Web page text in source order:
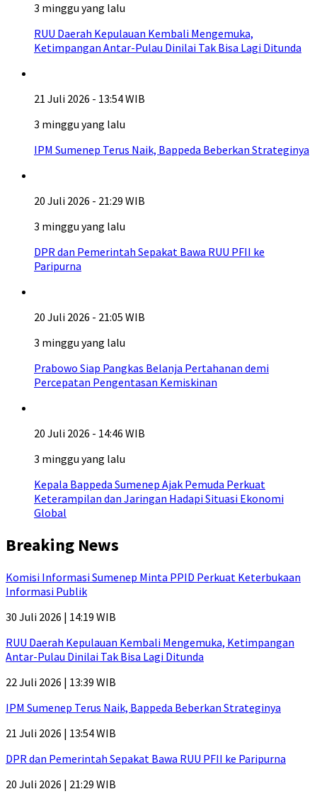
3 minggu yang lalu
RUU Daerah Kepulauan Kembali Mengemuka,
Ketimpangan Antar-Pulau Dinilai Tak Bisa Lagi Ditunda
21 Juli 2026 - 13:54 WIB
3 minggu yang lalu
IPM Sumenep Terus Naik, Bappeda Beberkan Strateginya
20 Juli 2026 - 21:29 WIB
3 minggu yang lalu
DPR dan Pemerintah Sepakat Bawa RUU PFII ke
Paripurna
20 Juli 2026 - 21:05 WIB
3 minggu yang lalu
Prabowo Siap Pangkas Belanja Pertahanan demi
Percepatan Pengentasan Kemiskinan
20 Juli 2026 - 14:46 WIB
3 minggu yang lalu
Kepala Bappeda Sumenep Ajak Pemuda Perkuat
Keterampilan dan Jaringan Hadapi Situasi Ekonomi
Global
Breaking News
Komisi Informasi Sumenep Minta PPID Perkuat Keterbukaan
Informasi Publik
30 Juli 2026 | 14:19 WIB
RUU Daerah Kepulauan Kembali Mengemuka, Ketimpangan
Antar-Pulau Dinilai Tak Bisa Lagi Ditunda
22 Juli 2026 | 13:39 WIB
IPM Sumenep Terus Naik, Bappeda Beberkan Strateginya
21 Juli 2026 | 13:54 WIB
DPR dan Pemerintah Sepakat Bawa RUU PFII ke Paripurna
20 Juli 2026 | 21:29 WIB